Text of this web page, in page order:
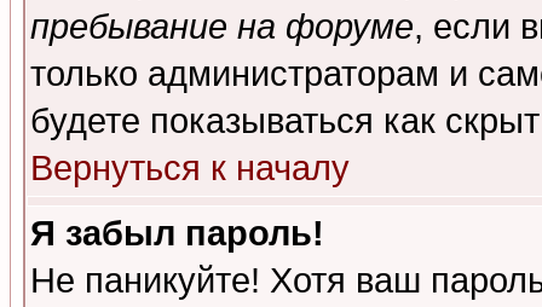
пребывание на форуме, если
только администраторам и
будете показываться как
Вернуться к началу
Я забыл пароль!
Не паникуйте! Хотя ваш